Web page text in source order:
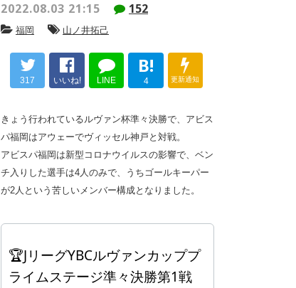
2022.08.03 21:15 152
福岡 山ノ井拓己
317 いいね! LINE
B!
4 更新通知
きょう行われているルヴァン杯準々決勝で、アビス
パ福岡はアウェーでヴィッセル神戸と対戦。
アビスパ福岡は新型コロナウイルスの影響で、ベン
チ入りした選手は4人のみで、うちゴールキーパー
が2人という苦しいメンバー構成となりました。
🏆JリーグYBCルヴァンカッププ
ライムステージ準々決勝第1戦